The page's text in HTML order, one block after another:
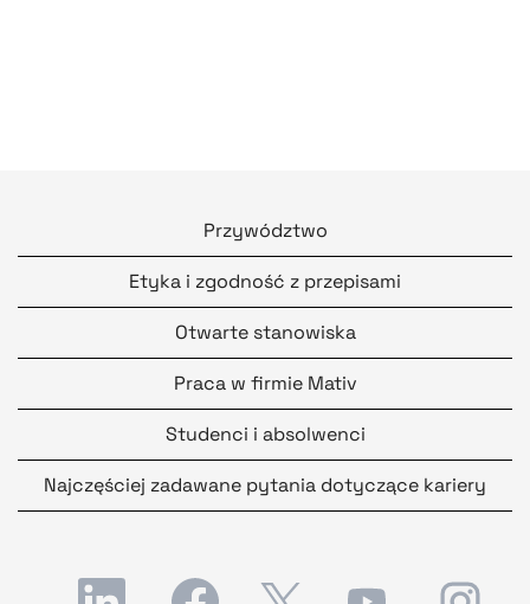
Przywództwo
Etyka i zgodność z przepisami
Otwarte stanowiska
Praca w firmie Mativ
Studenci i absolwenci
Najczęściej zadawane pytania dotyczące kariery
O O O O